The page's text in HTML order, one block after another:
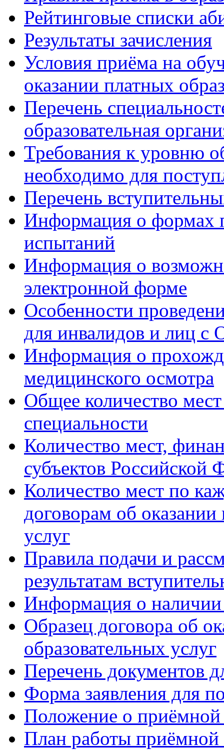
Рейтинговые списки
Результаты зачисления
Условия приёма на
оказании платных
Перечень
образовательная
Требования к уровню
необходимо для
Перечень
Информация о формах
испытаний
Информация о
электронной форме
Особенности
для инвалидов и лиц с
Информация о
медицинского осмотра
Общее количество
специальности
Количество мест,
субъектов Российской
Количество мест по
договорам об
услуг
Правила подачи и
результатам
Информация о
Образец договора об
образовательных услуг
Перечень документов
Форма заявления для
Положение о приёмной
План работы приёмной